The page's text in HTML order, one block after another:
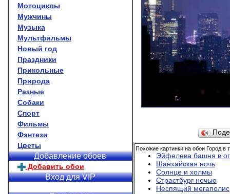
Мотоциклы
Мужчины
Музыка
Мультфильмы
Новый год
Праздники
Прикольные
Природа
Разные
Собаки
Спорт
Фильмы
Фэнтези
Цветы
Добавление обоев
Добавить обои
Вход для VIP
Похожие картинки на обои Город в
Эйфелева башня в
Шанхайская ночь
Солнце и холмы
Страстбург ночью
Неспящий мегаполис